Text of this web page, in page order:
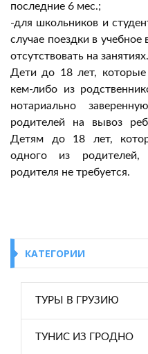
последние 6 мес.;
-для школьников и
случае поездки в
отсутствовать на занятиях.
Дети до 18 лет,
кем-либо из
нотариально
родителей на вывоз
Детям до 18 лет,
одного из родителей,
родителя не требуется.
КАТЕГОРИИ
ТУРЫ В ГРУЗИЮ
ТУНИС ИЗ ГРОДНО